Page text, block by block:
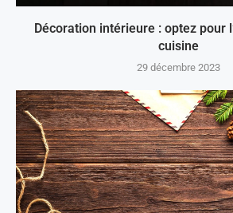
Décoration intérieure : optez pour
cuisine
29 décembre 2023